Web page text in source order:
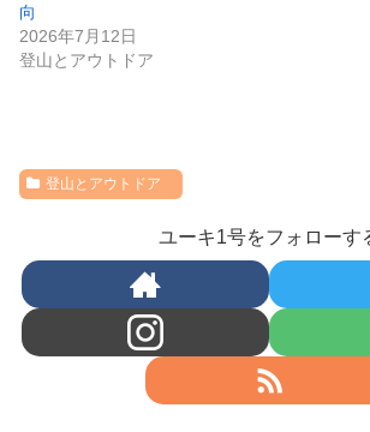
向
2026年7月12日
登山とアウトドア
登山とアウトドア
ユーキ1号をフォローす